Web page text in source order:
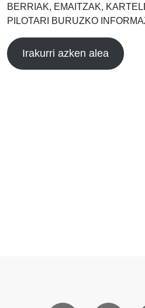
BERRIAK, EMAITZAK,
PILOTARI BURUZKO
Irakurri azken alea